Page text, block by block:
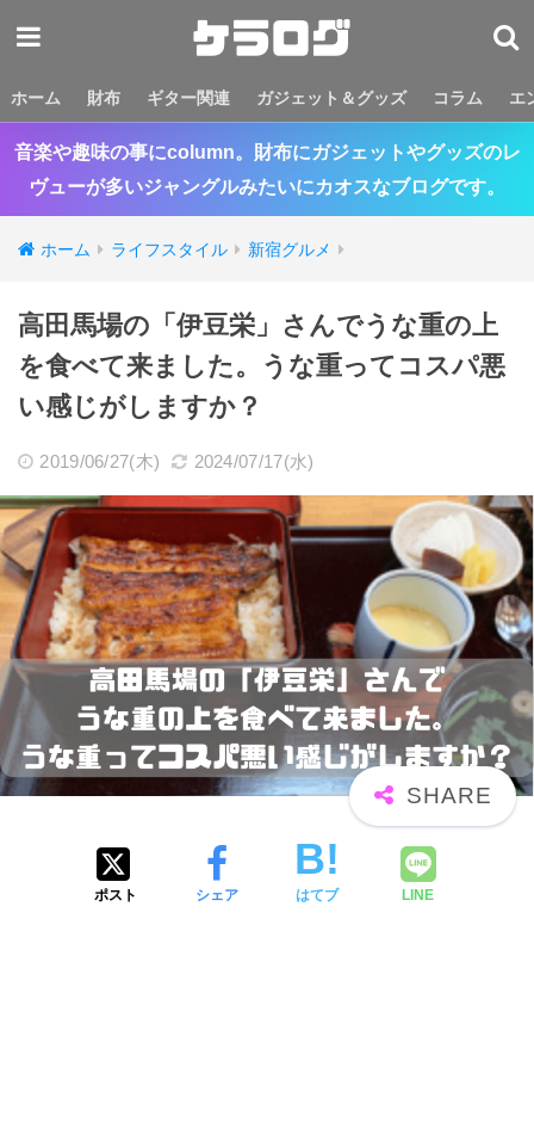
ホーム 財布 ギター関連 ガジェット＆グッズ コラム エ
音楽や趣味の事にcolumn。財布にガジェットやグッズのレ
ヴューが多いジャングルみたいにカオスなブログです。
ホーム ライフスタイル 新宿グルメ
高田馬場の「伊豆栄」さんでうな重の上
を食べて来ました。うな重ってコスパ悪
い感じがしますか？
2019/06/27(木) 2024/07/17(水)
ポスト シェア はてブ LINE